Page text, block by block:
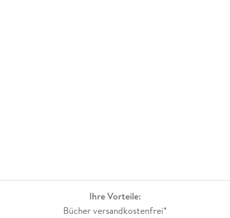
Ihre Vorteile:
Bücher versandkostenfrei*